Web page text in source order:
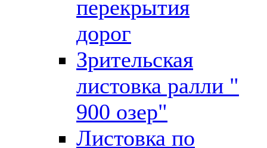
перекрытия
дорог
Зрительская
листовка ралли "
900 озер"
Листовка по